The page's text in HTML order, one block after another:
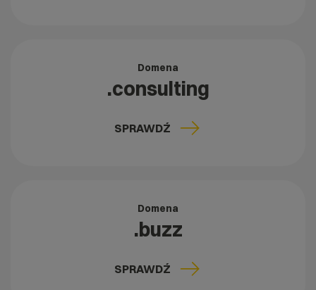
Domena
.consulting
SPRAWDŹ
Domena
.buzz
SPRAWDŹ